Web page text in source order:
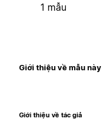
1 mẫu
Giới thiệu về mẫu này
Giới thiệu về tác giả